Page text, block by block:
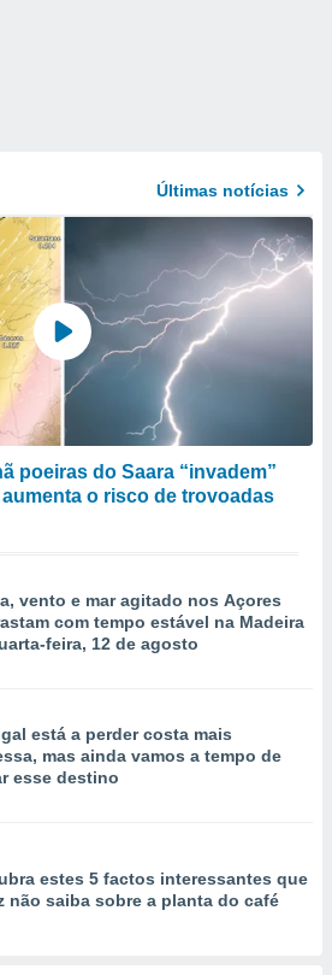
Últimas notícias
poeiras do Saara “invadem”
o risco de trovoadas
vento e mar agitado nos Açores
com tempo estável na Madeira
feira, 12 de agosto
está a perder costa mais
mas ainda vamos a tempo de
esse destino
estes 5 factos interessantes que
não saiba sobre a planta do café